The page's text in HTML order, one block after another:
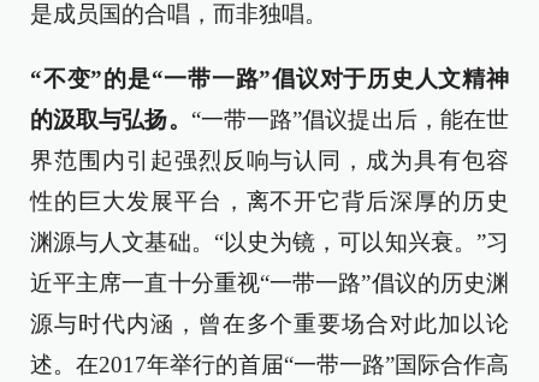
是成员国的合唱，而非独唱。
“不变”的是“一带一路”倡议对于历史人文精神
的汲取与弘扬。 “一带一路”倡议提出后，能在世
界范围内引起强烈反响与认同，成为具有包容
性的巨大发展平台，离不开它背后深厚的历史
渊源与人文基础。“以史为镜，可以知兴衰。”习
近平主席一直十分重视“一带一路”倡议的历史渊
源与时代内涵，曾在多个重要场合对此加以论
述。在2017年举行的首届“一带一路”国际合作高